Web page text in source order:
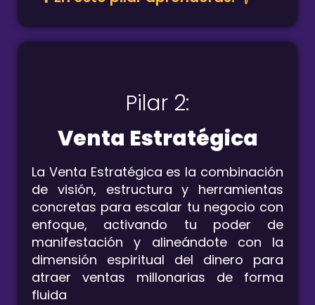
Pilar 2:
Venta Estratégica
La Venta Estratégica es la combinación
de visión, estructura y herramientas
concretas para escalar tu negocio con
enfoque, activando tu poder de
manifestación y alineándote con la
dimensión espiritual del dinero para
atraer ventas millonarias de forma
fluida